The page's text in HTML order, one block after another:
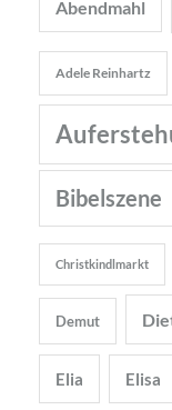
Abendmahl
Adele Reinhartz
Bibelszene
Christkindlmarkt
Demut
Elia Elisa